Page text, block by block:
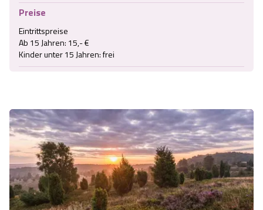
Preise
Eintrittspreise
Ab 15 Jahren: 15,- €
Kinder unter 15 Jahren: frei